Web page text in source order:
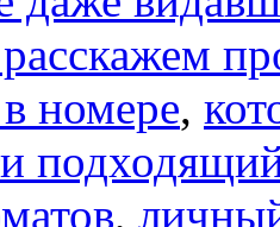
номере,
,